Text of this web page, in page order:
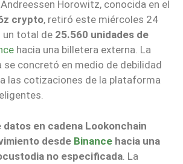
Horowitz, conocida en el
crypto, retiró este miércoles 24
un total de 25.560 unidades de
hacia una billetera externa. La
se concretó en medio de debilidad
las cotizaciones de la plataforma
datos en cadena Lookonchain
desde Binance hacia una
no especificada . La